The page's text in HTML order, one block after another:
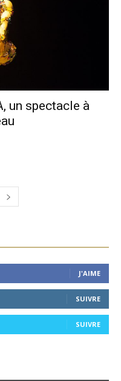
un spectacle à
J'AIME
SUIVRE
SUIVRE